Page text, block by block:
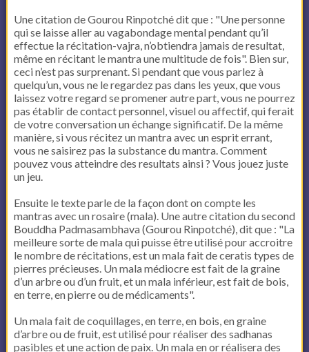
Une citation de Gourou Rinpotché dit que : "Une personne
qui se laisse aller au vagabondage mental pendant qu’il
effectue la récitation-vajra, n’obtiendra jamais de resultat,
même en récitant le mantra une multitude de fois". Bien sur,
ceci n’est pas surprenant. Si pendant que vous parlez à
quelqu’un, vous ne le regardez pas dans les yeux, que vous
laissez votre regard se promener autre part, vous ne pourrez
pas établir de contact personnel, visuel ou affectif, qui ferait
de votre conversation un échange significatif. De la même
manière, si vous récitez un mantra avec un esprit errant,
vous ne saisirez pas la substance du mantra. Comment
pouvez vous atteindre des resultats ainsi ? Vous jouez juste
un jeu.
Ensuite le texte parle de la façon dont on compte les
mantras avec un rosaire (mala). Une autre citation du second
Bouddha Padmasambhava (Gourou Rinpotché), dit que : "La
meilleure sorte de mala qui puisse être utilisé pour accroitre
le nombre de récitations, est un mala fait de ceratis types de
pierres précieuses. Un mala médiocre est fait de la graine
d’un arbre ou d’un fruit, et un mala inférieur, est fait de bois,
en terre, en pierre ou de médicaments".
Un mala fait de coquillages, en terre, en bois, en graine
d’arbre ou de fruit, est utilisé pour réaliser des sadhanas
pasibles et une action de paix. Un mala en or réalisera des